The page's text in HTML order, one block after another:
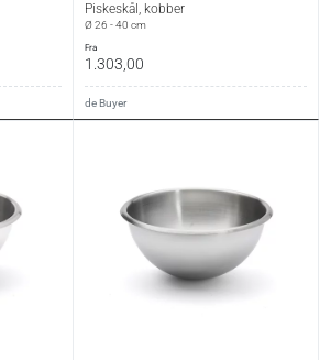
Piskeskål, kobber
Ø 26 - 40 cm
fra
1.303,00
de Buyer